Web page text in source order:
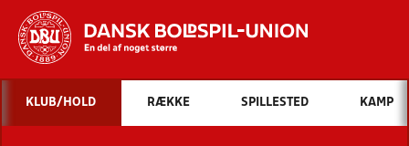
Hvad vil du søge efter?
INDHOLD OG NYHEDER
KLUB/HOLD RÆKKE SPILLESTED KAMP